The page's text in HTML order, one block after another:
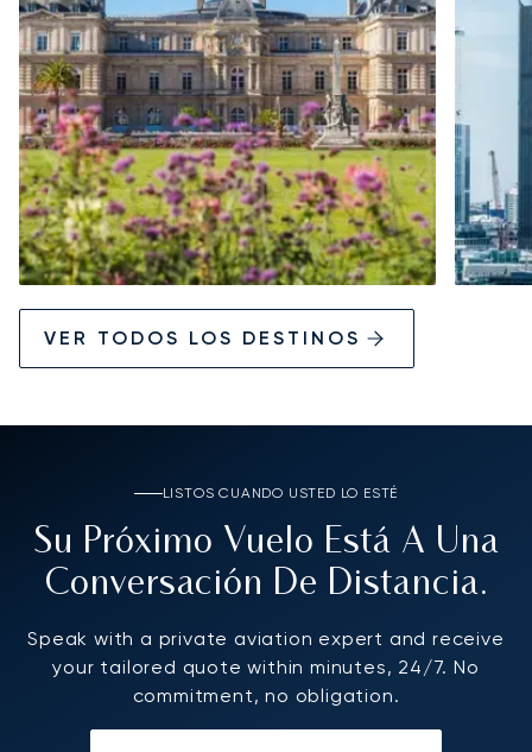
VER TODOS LOS DESTINOS
LISTOS CUANDO USTED LO ESTÉ
Su Próximo Vuelo Está A Una
Conversación De Distancia.
Speak with a private aviation expert and receive
your tailored quote within minutes, 24/7. No
commitment, no obligation.